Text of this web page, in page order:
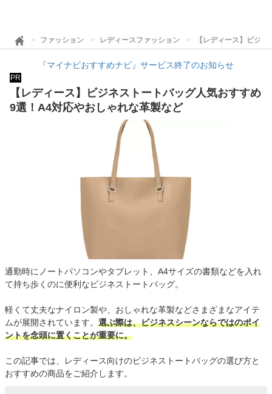
ファッション レディースファッション 【レディース】ビジ
『マイナビおすすめナビ』サービス終了のお知らせ
PR
【レディース】ビジネストートバッグ人気おすすめ
9選！A4対応やおしゃれな革製など
通勤時にノートパソコンやタブレット、A4サイズの書類などを入れ
て持ち歩くのに便利なビジネストートバッグ。
軽くて丈夫なナイロン製や、おしゃれな革製などさまざまなアイテ
ムが展開されています。 選ぶ際は、ビジネスシーンならではのポイ
ントを念頭に置くことが重要に。
この記事では、レディース向けのビジネストートバッグの選び方と
おすすめの商品をご紹介します。